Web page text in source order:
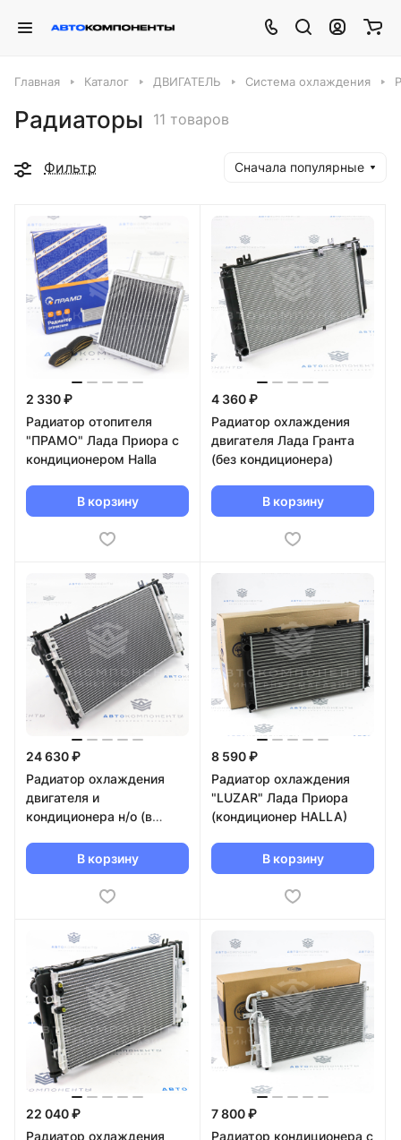
Главная Каталог ДВИГАТЕЛЬ Система охлаждения
Радиаторы 11 товаров
Фильтр Сначала популярные
2 330 ₽
Радиатор отопителя
"ПРАМО" Лада Приора с
кондиционером Halla
В корзину
4 360 ₽
Радиатор охлаждения
двигателя Лада Гранта
(без кондиционера)
В корзину
24 630 ₽
Радиатор охлаждения
двигателя и
кондиционера н/о (в
Гранта
В корзину
8 590 ₽
Радиатор охлаждения
"LUZAR" Лада Приора
(кондиционер HALLA)
В корзину
22 040 ₽
Радиатор охлаждения
7 800 ₽
Радиатор кондиционера с